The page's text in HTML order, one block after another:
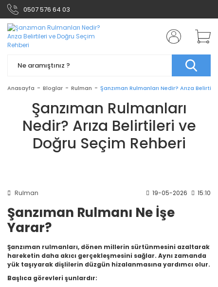
0507 576 64 03
Anasayfa Bloglar Rulman Şanzıman Rulmanları Nedir? Arıza
Şanzıman Rulmanları
Nedir? Arıza Belirtileri ve
Doğru Seçim Rehberi
Rulman 19-05-2026 15:10
Şanzıman Rulmanı Ne İşe
Yarar?
Şanzıman rulmanları, dönen millerin sürtünmesini azaltarak
hareketin daha akıcı gerçekleşmesini sağlar. Aynı zamanda
yük taşıyarak dişlilerin düzgün hizalanmasına yardımcı olur.
Başlıca görevleri şunlardır: